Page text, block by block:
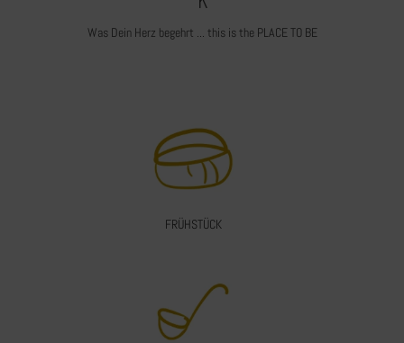
Was Dein Herz begehrt ... this is the PLACE TO BE
FRÜHSTÜCK